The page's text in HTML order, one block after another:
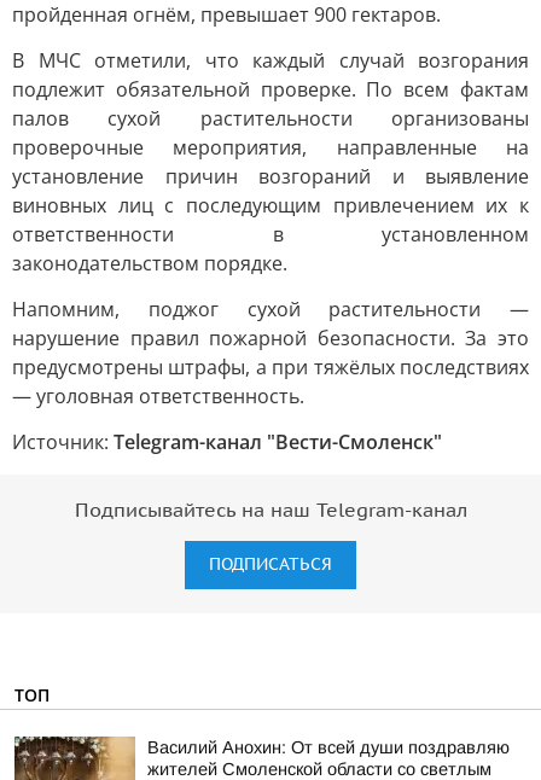
пройденная огнём, превышает 900 гектаров.
В МЧС отметили, что каждый случай возгорания
подлежит обязательной проверке. По всем фактам
палов сухой растительности организованы
проверочные мероприятия, направленные на
установление причин возгораний и выявление
виновных лиц с последующим привлечением их к
ответственности в установленном
законодательством порядке.
Напомним, поджог сухой растительности —
нарушение правил пожарной безопасности. За это
предусмотрены штрафы, а при тяжёлых последствиях
— уголовная ответственность.
Источник: Telegram-канал "Вести-Смоленск"
Подписывайтесь на наш Telegram-канал
ПОДПИСАТЬСЯ
ТОП
Василий Анохин: От всей души поздравляю
жителей Смоленской области со светлым